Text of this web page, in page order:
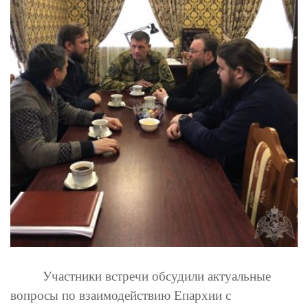
Участники встречи обсудили актуальные
вопросы по взаимодействию Епархии с